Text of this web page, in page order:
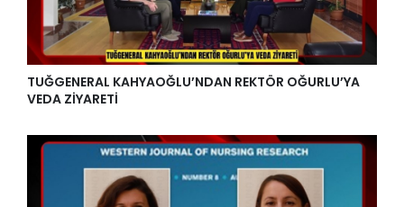
TUĞGENERAL KAHYAOĞLU’NDAN REKTÖR OĞURLU’YA
VEDA ZİYARETİ